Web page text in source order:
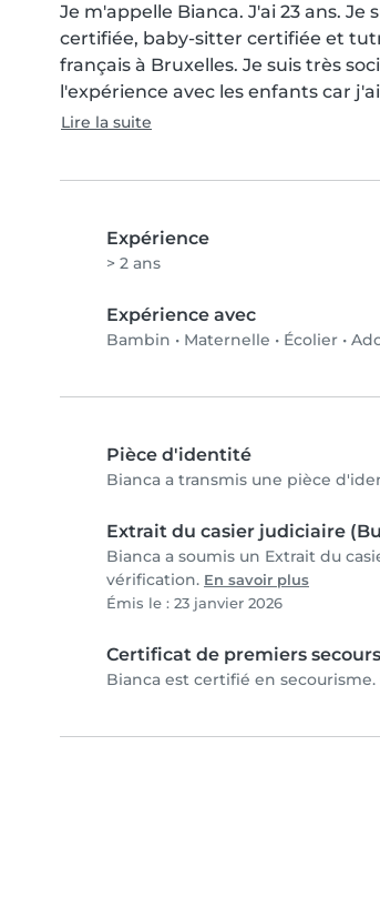
Je m'appelle Bianca. J'ai 23 ans.
certifiée, baby-sitter certifiée et
français à Bruxelles. Je suis très
l'expérience avec les enfants car
Lire la suite
Expérience
> 2 ans
Expérience avec
Bambin • Maternelle • Écolier •
Pièce d'identité
Bianca a transmis une pièce
Extrait du casier judiciaire
Bianca a soumis un Extrait du
vérification. En savoir plus
Émis le : 23 janvier 2026
Certificat de premiers secours
Bianca est certifié en